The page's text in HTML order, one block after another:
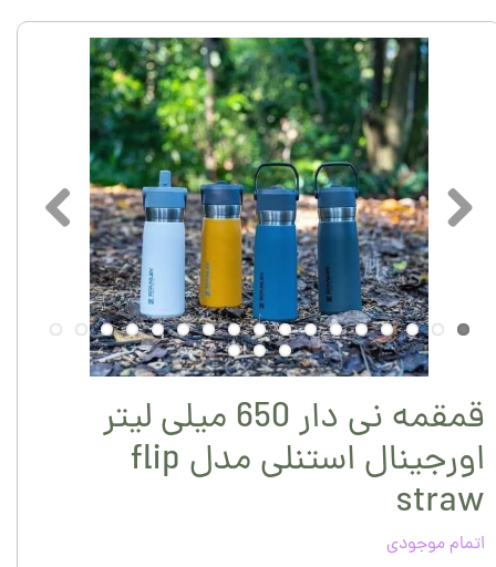
قمقمه نی دار 650 میلی لیتر
اورجینال استنلی مدل flip
straw
اتمام موجودی